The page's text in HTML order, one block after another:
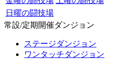
日曜の闘技場
常設/定期開催ダンジョン
ステージダンジョン
ワンタッチダンジョン